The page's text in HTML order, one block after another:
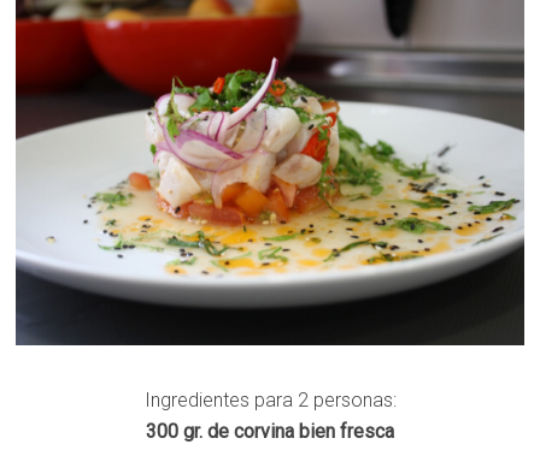
Ingredientes para 2 personas:
300 gr. de corvina bien fresca